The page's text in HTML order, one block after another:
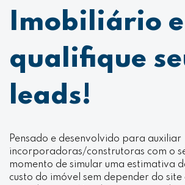
Imobiliário e
qualifique
leads!
Pensado e desenvolvido para auxiliar
incorporadoras/construtoras com o
momento de simular uma estimativa
custo do imóvel sem depender do site